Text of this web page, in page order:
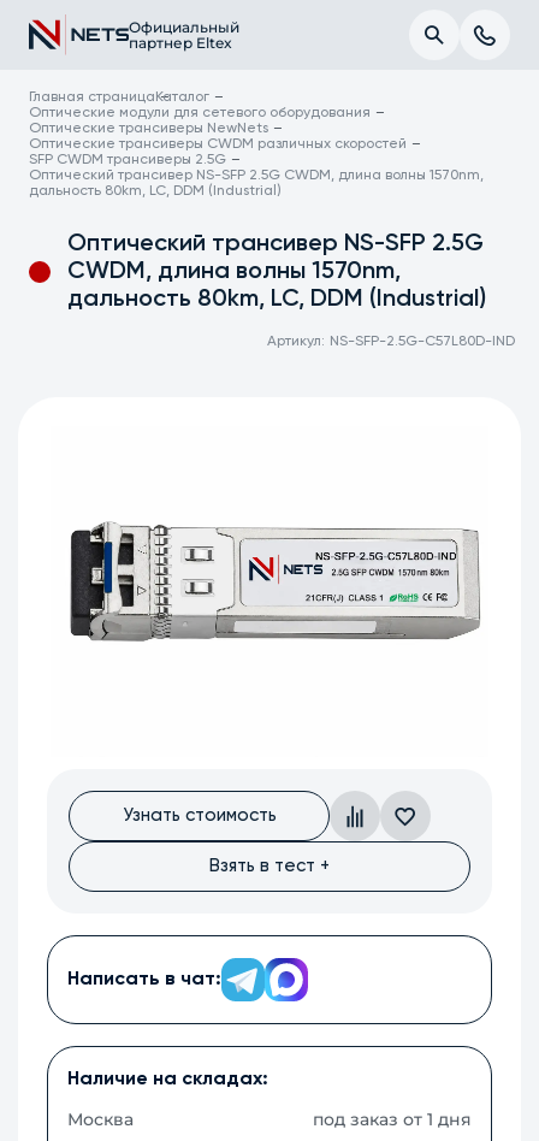
Официальный
партнер Eltex
Главная страница Каталог
Оптические модули для сетевого оборудования
Оптические трансиверы NewNets
Оптические трансиверы CWDM различных скоростей
SFP CWDM трансиверы 2.5G
Оптический трансивер NS-SFP 2.5G CWDM, длина волны 1570nm,
дальность 80km, LC, DDM (Industrial)
Оптический трансивер NS-SFP 2.5G
CWDM, длина волны 1570nm,
дальность 80km, LC, DDM (Industrial)
Артикул: NS-SFP-2.5G-C57L80D-IND
Узнать стоимость
Взять в тест +
Написать в чат:
Наличие на складах:
Москва
под заказ от 1 дня